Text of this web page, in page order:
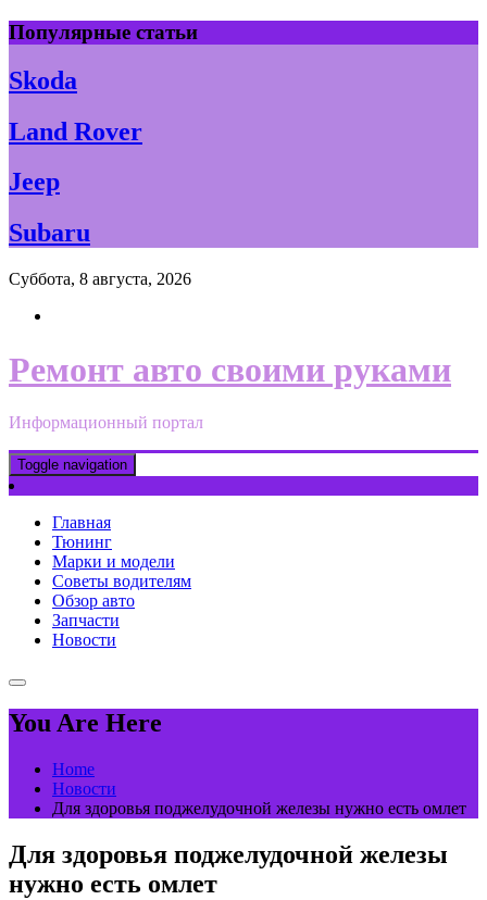
Skip
to
content
Популярные статьи
Skoda
Land Rover
Jeep
Subaru
Суббота, 8 августа, 2026
Ремонт авто своими руками
Информационный портал
Toggle navigation
Главная
Тюнинг
Марки и модели
Советы водителям
Обзор авто
Запчасти
Новости
You Are Here
Home
Новости
Для здоровья поджелудочной железы нужно есть омлет
Для здоровья поджелудочной железы
нужно есть омлет